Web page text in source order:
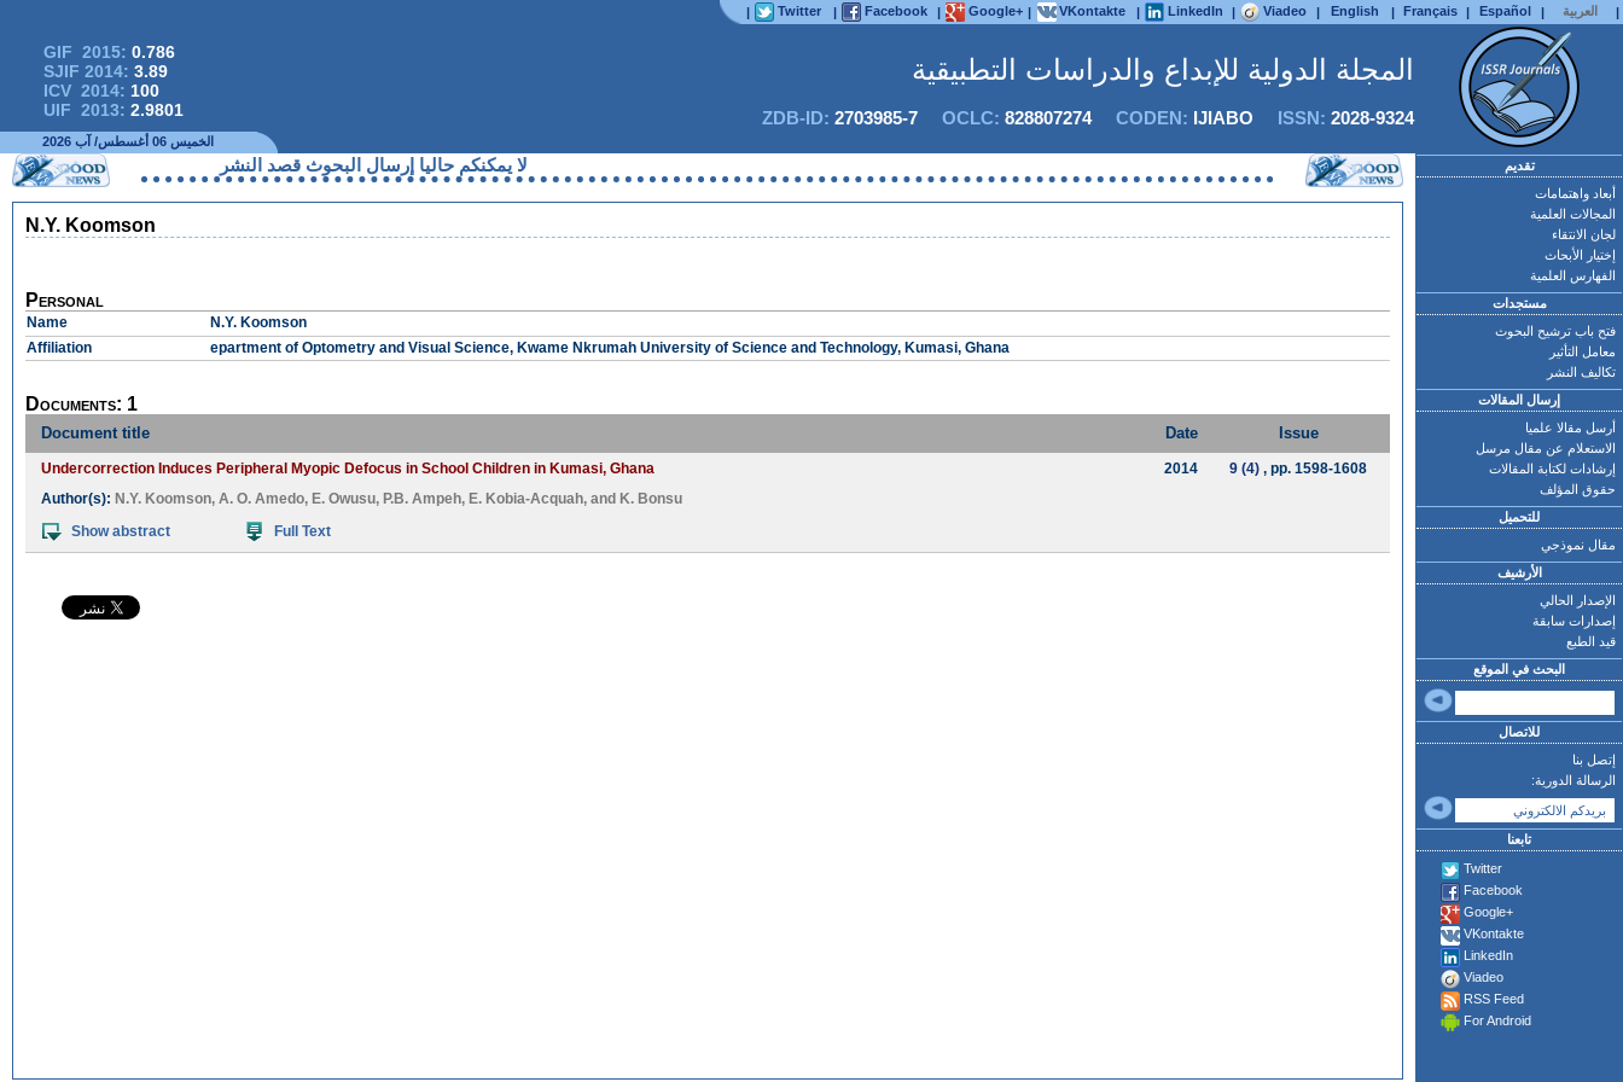
| Twitter | Facebook | Google+ | VKontakte | LinkedIn | Viadeo | English | Français | Español | العربية |
GIF 2015: 0.786
SJIF 2014: 3.89
ICV 2014: 100
UIF 2013: 2.9801
المجلة الدولية للإبداع والدراسات التطبيقية
ZDB-ID: 2703985-7 OCLC: 828807274CODEN: IJIABO ISSN: 2028-9324
الخميس 06 أغسطس/ آب 2026
لا يمكنكم حاليا إرسال البحوث قصد النشر
N.Y. Koomson
Personal
Name
N.Y. Koomson
Affiliation
epartment of Optometry and Visual Science, Kwame Nkrumah University of Science and Technology, Kumasi, Ghana
Documents: 1
Document title Date Issue
Undercorrection Induces Peripheral Myopic Defocus in School Children in Kumasi, Ghana
Author(s): N.Y. Koomson, A. O. Amedo, E. Owusu, P.B. Ampeh, E. Kobia-Acquah, and K. Bonsu
Show abstract
Full Text
2014 9 (4) , pp. 1598-1608
تقديم
أبعاد واهتمامات
المجالات العلمية
لجان الانتقاء
إختيار الأبحاث
الفهارس العلمية
مستجدات
فتح باب ترشيح البحوث
معامل التأثير
تكاليف النشر
إرسال المقالات
أرسل مقالا علميا
الاستعلام عن مقال مرسل
إرشادات لكتابة المقالات
حقوق المؤلف
للتحميل
مقال نموذجي
الأرشيف
الإصدار الحالي
إصدارات سابقة
قيد الطبع
البحث في الموقع
للاتصال
إتصل بنا
الرسالة الدورية:
تابعنا
Twitter
Facebook
Google+
VKontakte
LinkedIn
Viadeo
RSS Feed
For Android